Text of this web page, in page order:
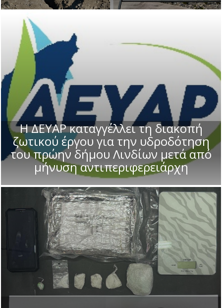
Η ΔΕΥΑΡ καταγγέλλει τη διακοπή
ζωτικού έργου για την υδροδότηση
του πρώην δήμου Λινδίων μετά από
μήνυση αντιπεριφερειάρχη